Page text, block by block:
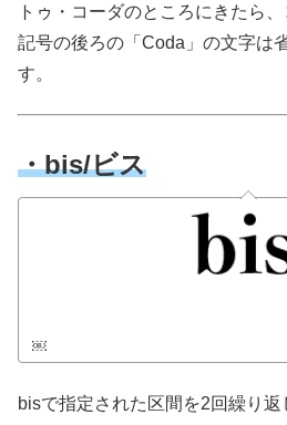
トゥ・コーダのところにきたら、
記号の後ろの「Coda」の文字は
す。
・bis/ビス
￼
bisで指定された区間を2回繰り返